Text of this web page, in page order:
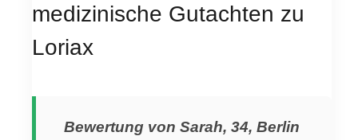
medizinische Gutachten zu
Loriax
Bewertung von Sarah, 34, Berlin